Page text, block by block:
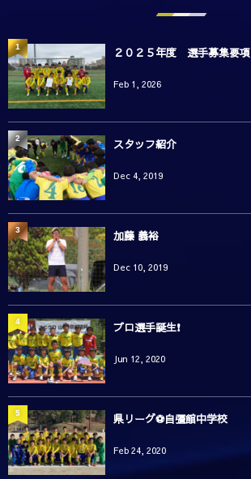
２０２５年度 選手募集要項
Feb 1, 2026
1
スタッフ紹介
Dec 4, 2019
2
加藤 義裕
Dec 10, 2019
3
プロ選手誕生❗️
Jun 12, 2020
4
県リーグ⚽️自彊館中学校
Feb 24, 2020
5